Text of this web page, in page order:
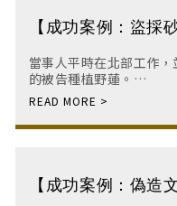
【成功案例：盜採
當事人平時在北部工作
的被告種植野蓮。
然發現竟是違法盜採。被
傾倒廢棄土回填土地遭挖
蓮之假象獲取暴利。
【成功案例：偽造